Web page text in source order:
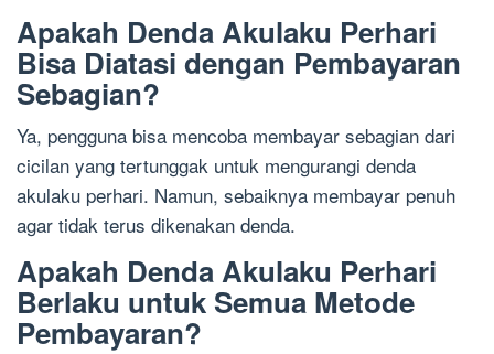
Apakah Denda Akulaku Perhari
Bisa Diatasi dengan Pembayaran
Sebagian?
Ya, pengguna bisa mencoba membayar sebagian dari
cicilan yang tertunggak untuk mengurangi denda
akulaku perhari. Namun, sebaiknya membayar penuh
agar tidak terus dikenakan denda.
Apakah Denda Akulaku Perhari
Berlaku untuk Semua Metode
Pembayaran?